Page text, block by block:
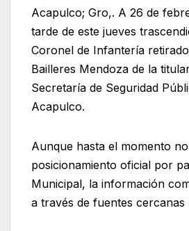
Acapulco; Gro,. A 26 de
tarde de este jueves
Coronel de Infantería
Bailleres Mendoza de la
Secretaría de Seguridad
Acapulco.
Aunque hasta el momento
posicionamiento oficial por
Municipal, la información
a través de fuentes